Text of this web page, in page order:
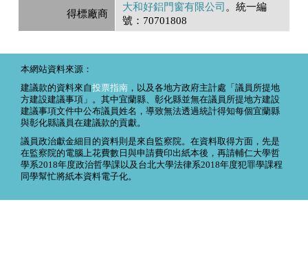
得標廠商
大和好鋁門窗有限公司 。統一編
號：70701808
本網站資料來源：
建議款的資料來自投票指南 ，以及各地方政府主計處「議員所提地
方建設建議事項」。其中宜蘭縣、彰化縣並無在議員所提地方建設
建議事項文件中公布議員姓名，導致無法透過統計得知每個宜蘭縣
與彰化縣議員在建議款的貢獻。
議員政治獻金細目的資料則是來自監察院。在資料取得方面，先是
在監察院的電腦上花費數日與申請費印出紙本後，再請輔仁大學哲
學系2018年度政治哲學課以及台北大學法律系2018年度犯罪學課程
同學幫忙將紙本資料電子化。